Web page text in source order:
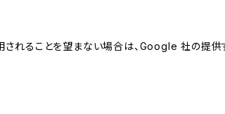
れることを望まない場合は、Google 社の提